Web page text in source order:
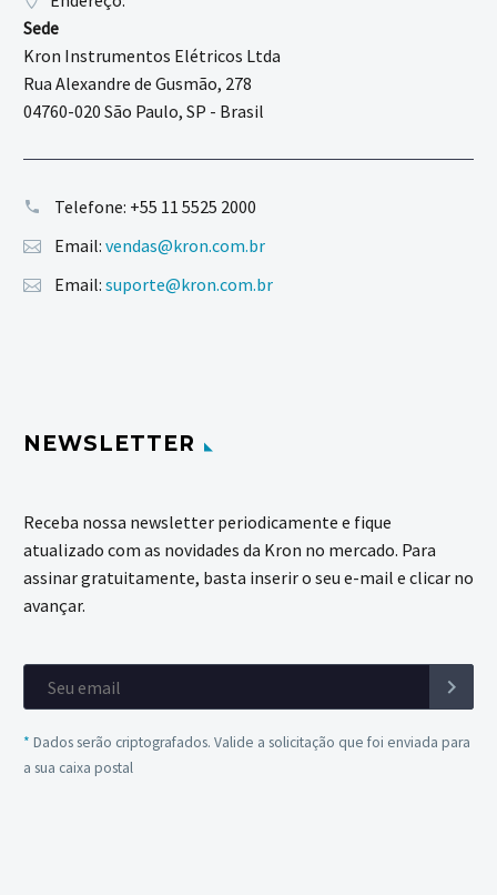
Sede
Kron Instrumentos Elétricos Ltda
Rua Alexandre de Gusmão, 278
04760-020 São Paulo, SP - Brasil
Telefone: +55 11 5525 2000
Email: vendas@kron.com.br
Email: suporte@kron.com.br
NEWSLETTER
Receba nossa newsletter periodicamente e fique
atualizado com as novidades da Kron no mercado. Para
assinar gratuitamente, basta inserir o seu e-mail e clicar no
avançar.
* Dados serão criptografados. Valide a solicitação que foi enviada para
a sua caixa postal